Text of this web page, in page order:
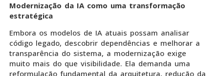
Modernização da IA como uma transformação
estratégica
Embora os modelos de IA atuais possam analisar
código legado, descobrir dependências e melhorar a
transparência do sistema, a modernização exige
muito mais do que visibilidade. Ela demanda uma
reformulação fundamental da arquitetura, redução da